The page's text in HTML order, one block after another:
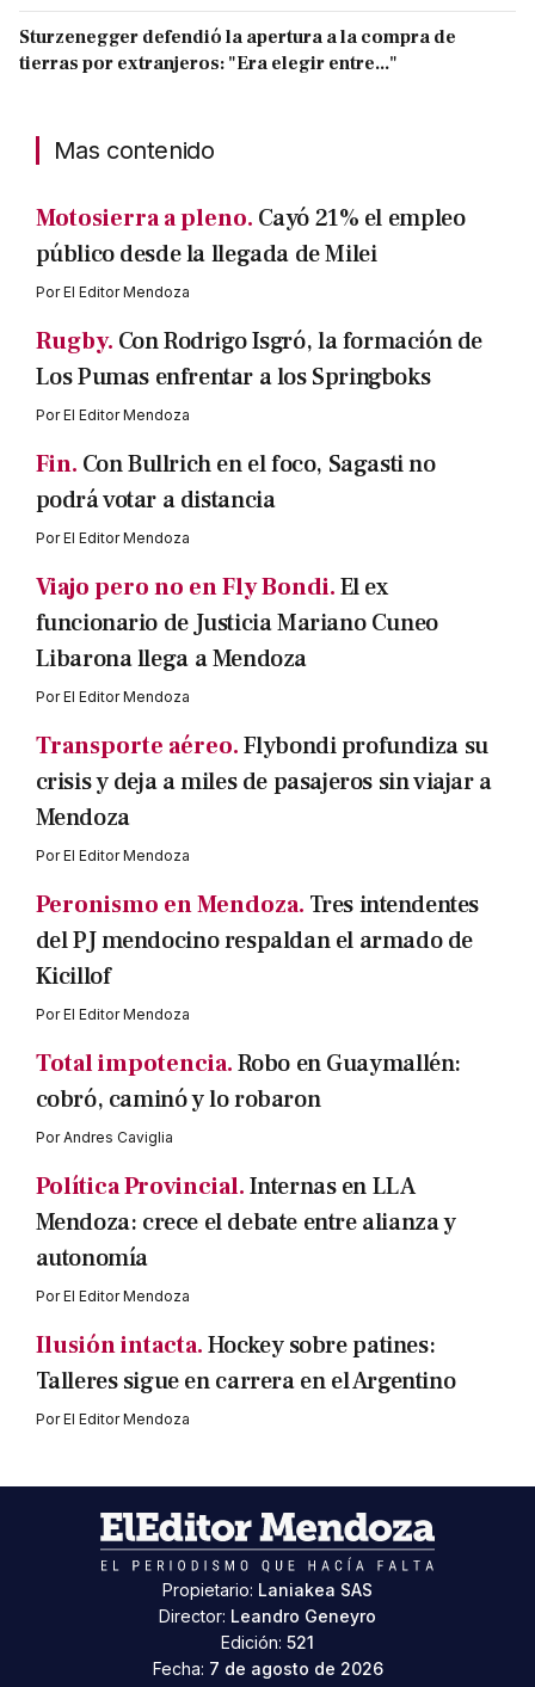
Sturzenegger defendió la apertura a la compra de
tierras por extranjeros: "Era elegir entre..."
Mas contenido
Motosierra a pleno. Cayó 21% el empleo
público desde la llegada de Milei
PorEl Editor Mendoza
Rugby. Con Rodrigo Isgró, la formación de
Los Pumas enfrentar a los Springboks
PorEl Editor Mendoza
Fin. Con Bullrich en el foco, Sagasti no
podrá votar a distancia
PorEl Editor Mendoza
Viajo pero no en Fly Bondi.El ex
funcionario de Justicia Mariano Cuneo
Libarona llega a Mendoza
PorEl Editor Mendoza
Transporte aéreo.Flybondi profundiza su
crisis y deja a miles de pasajeros sin viajar a
Mendoza
PorEl Editor Mendoza
Peronismo en Mendoza. Tres intendentes
del PJ mendocino respaldan el armado de
Kicillof
PorEl Editor Mendoza
Total impotencia.Robo en Guaymallén:
cobró, caminó y lo robaron
PorAndres Caviglia
Política Provincial.Internas en LLA
Mendoza: crece el debate entre alianza y
autonomía
PorEl Editor Mendoza
Ilusión intacta.Hockey sobre patines:
Talleres sigue en carrera en el Argentino
PorEl Editor Mendoza
Propietario: Laniakea SAS
Director: Leandro Geneyro
Edición: 521
Fecha: 7 de agosto de 2026